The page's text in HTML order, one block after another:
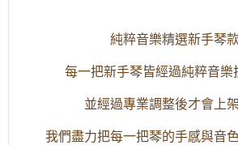
純粹音樂精選新手琴款
每一把新手琴皆經過純粹音樂
並經過專業調整後才會上
我們盡力把每一把琴的手感與音